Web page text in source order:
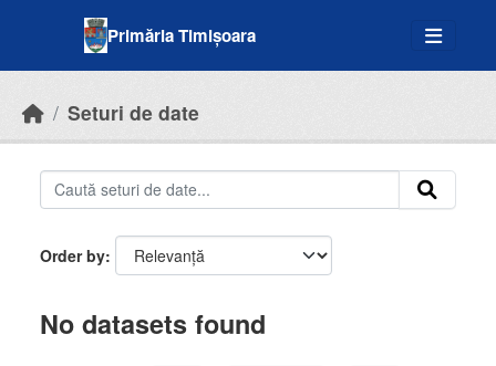
Primăria Timișoara
Seturi de date
Order by
No datasets found